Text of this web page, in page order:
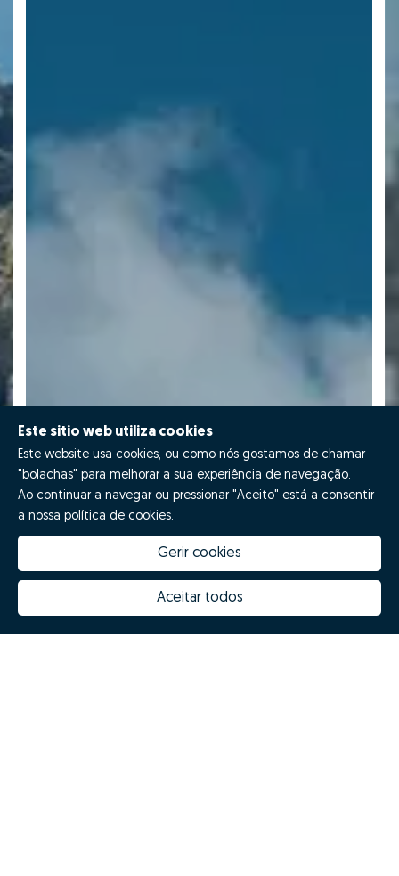
Este sitio web utiliza cookies
Este website usa cookies, ou como nós gostamos de chamar
"bolachas" para melhorar a sua experiência de navegação.
Ao continuar a navegar ou pressionar "Aceito" está a consentir
a nossa política de cookies.
Gerir cookies
Aceitar todos